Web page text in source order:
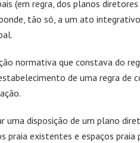
(em regra, dos planos
tão só, a um ato
normativa que constava do
de uma regra de
disposição de um plano
praia existentes e espaços